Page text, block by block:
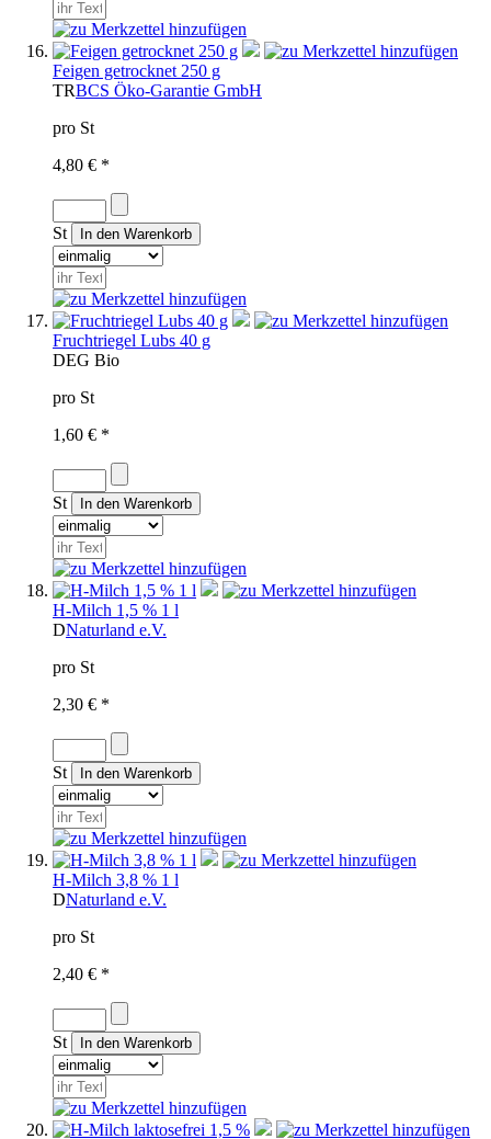
Feigen getrocknet 250 g
TRBCS Öko-Garantie GmbH
pro St
4,80 € *
St
Fruchtriegel Lubs 40 g
DEG Bio
pro St
1,60 € *
St
H-Milch 1,5 % 1 l
DNaturland e.V.
pro St
2,30 € *
St
H-Milch 3,8 % 1 l
DNaturland e.V.
pro St
2,40 € *
St